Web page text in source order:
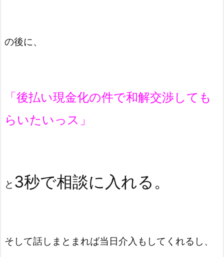
の後に、
「後払い現金化の件で和解交渉しても
らいたいっス」
と 3秒で相談に入れる。
そして話しまとまれば当日介入もしてくれるし、